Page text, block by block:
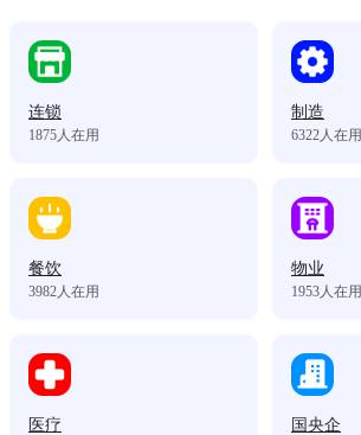
连锁
1875人在用
制造
6322人在用
餐饮
3982人在用
物业
1953人在用
医疗 国央企